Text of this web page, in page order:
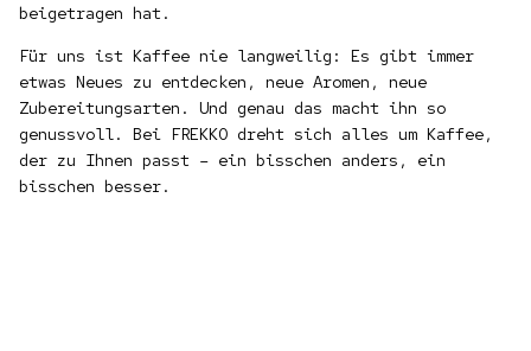
beigetragen hat.
Für uns ist Kaffee nie langweilig: Es gibt immer
etwas Neues zu entdecken, neue Aromen, neue
Zubereitungsarten. Und genau das macht ihn so
genussvoll. Bei FREKKO dreht sich alles um Kaffee,
der zu Ihnen passt – ein bisschen anders, ein
bisschen besser.